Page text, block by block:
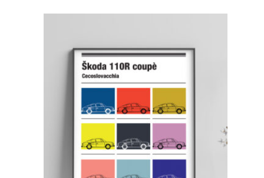
SCEGLI